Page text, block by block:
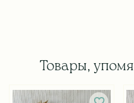
Товары,